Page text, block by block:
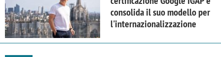
consolida il suo modello per
l'internazionalizzazione